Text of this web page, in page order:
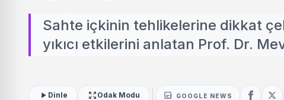
Sahte içkinin tehlikelerine dikkat
yıkıcı etkilerini anlatan Prof. Dr.
Dinle Odak Modu GOOGLE NEWS